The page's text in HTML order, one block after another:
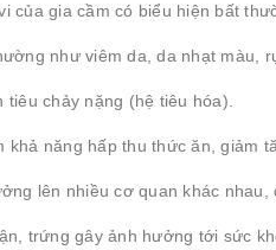
của gia cầm có biểu hiện bất
như viêm da, da nhạt màu,
chảy nặng (hệ tiêu hóa).
năng hấp thu thức ăn, giảm
lên nhiều cơ quan khác
trứng gây ảnh hưởng tới sức